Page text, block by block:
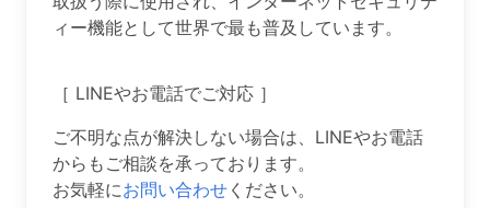
ィー機能として世界で最も普及しています。
［ LINEやお電話でご対応 ］
ご不明な点が解決しない場合は、LINEやお電話
からもご相談を承っております。
お気軽にお問い合わせ ください。